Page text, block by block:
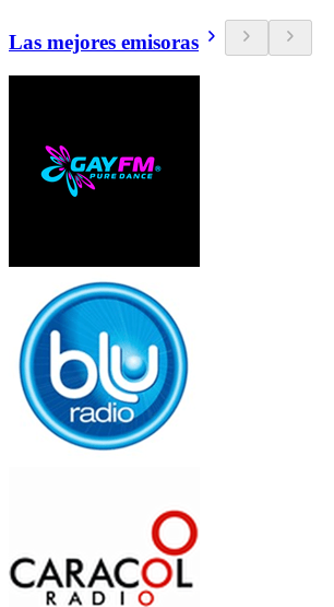
Las mejores emisoras